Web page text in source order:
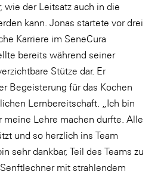
wie der Leitsatz auch in die
kann. Jonas startete vor drei
Karriere im SeneCura
bereits während seiner
Stütze dar. Er
Begeisterung für das Kochen
Lernbereitschaft. „Ich bin
meine Lehre machen durfte. Alle
und so herzlich ins Team
sehr dankbar, Teil des Teams zu
mit strahlendem